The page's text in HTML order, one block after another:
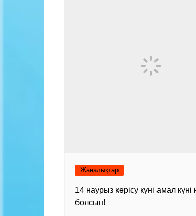
Жаңалықтар
14 наурыз көрісу күні амал күні
болсын!